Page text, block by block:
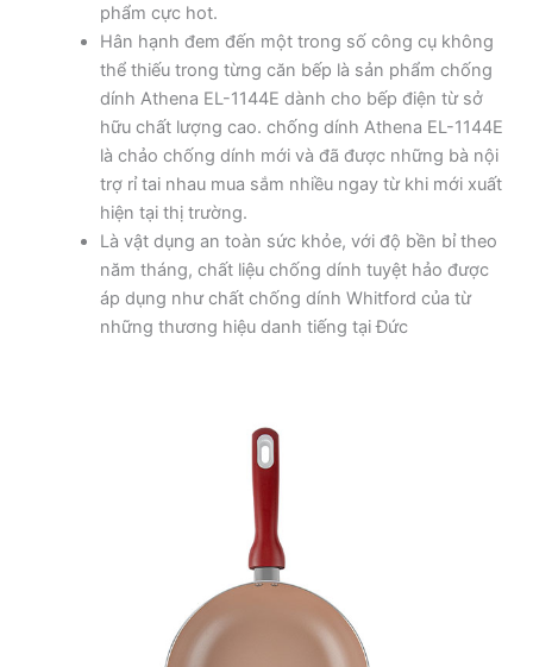
phẩm cực hot.
Hân hạnh đem đến một trong số công cụ không
thể thiếu trong từng căn bếp là sản phẩm chống
dính Athena EL-1144E dành cho bếp điện từ sở
hữu chất lượng cao. chống dính Athena EL-1144E
là chảo chống dính mới và đã được những bà nội
trợ rỉ tai nhau mua sắm nhiều ngay từ khi mới xuất
hiện tại thị trường.
Là vật dụng an toàn sức khỏe, với độ bền bỉ theo
năm tháng, chất liệu chống dính tuyệt hảo được
áp dụng như chất chống dính Whitford của từ
những thương hiệu danh tiếng tại Đức